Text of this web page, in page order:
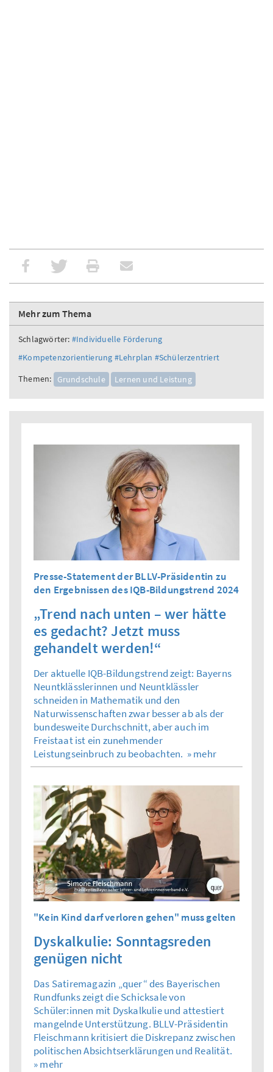
Mehr zum Thema
Schlagwörter: #Individuelle Förderung
#Kompetenzorientierung #Lehrplan #Schülerzentriert
Themen:
Grundschule Lernen und Leistung
Presse-Statement der BLLV-Präsidentin zu
den Ergebnissen des IQB-Bildungstrend 2024
„Trend nach unten – wer hätte
es gedacht? Jetzt muss
gehandelt werden!“
Der aktuelle IQB-Bildungstrend zeigt: Bayerns
Neuntklässlerinnen und Neuntklässler
schneiden in Mathematik und den
Naturwissenschaften zwar besser ab als der
bundesweite Durchschnitt, aber auch im
Freistaat ist ein zunehmender
Leistungseinbruch zu beobachten. » mehr
"Kein Kind darf verloren gehen" muss gelten
Dyskalkulie: Sonntagsreden
genügen nicht
Das Satiremagazin „quer“ des Bayerischen
Rundfunks zeigt die Schicksale von
Schüler:innen mit Dyskalkulie und attestiert
mangelnde Unterstützung. BLLV-Präsidentin
Fleischmann kritisiert die Diskrepanz zwischen
politischen Absichtserklärungen und Realität.
» mehr